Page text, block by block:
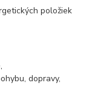
položiek
dopravy,